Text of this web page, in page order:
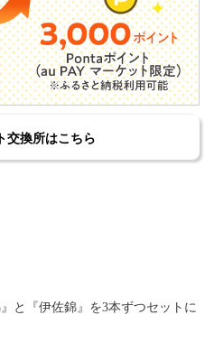
交換所はこちら
と『伊佐錦』を3本ずつセットに